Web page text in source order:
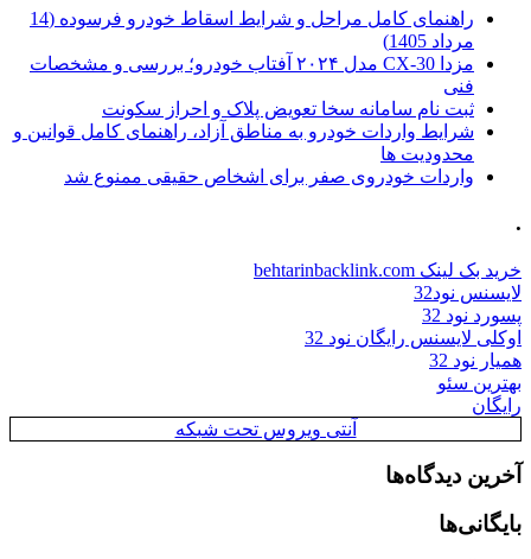
راهنمای کامل مراحل و شرایط اسقاط خودرو فرسوده (14
مرداد 1405)
مزدا CX-30 مدل ۲۰۲۴ آفتاب خودرو؛ بررسی و مشخصات
فنی
ثبت نام سامانه سخا تعویض پلاک و احراز سکونت
شرایط واردات خودرو به مناطق آزاد، راهنمای کامل قوانین و
محدودیت ها
واردات خودروی صفر برای اشخاص حقیقی ممنوع شد
.
خرید بک لینک behtarinbacklink.com
لایسنس نود32
پسورد نود 32
اوکلی لایسنس رایگان نود 32
همیار نود 32
بهترین سئو
رایگان
آنتی ویروس تحت شبکه
آخرین دیدگاه‌ها
بایگانی‌ها